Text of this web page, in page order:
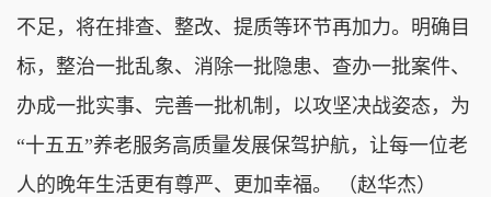
不足，将在排查、整改、提质等环节再加力。明确目
标，整治一批乱象、消除一批隐患、查办一批案件、
办成一批实事、完善一批机制，以攻坚决战姿态，为
“十五五”养老服务高质量发展保驾护航，让每一位老
人的晚年生活更有尊严、更加幸福。 （赵华杰）